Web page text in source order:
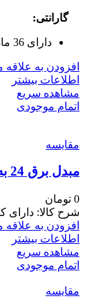
گارانتی:
دارای 36 ماه گارانتی میباشد
افزودن به علاقه
اطلاعات بیشتر
مشاهده سریع
اتمام موجودی
مقایسه
مبدل برق 24 به 220 ولت 1000 وات (یو پی اس) سارا
0 تومان
شرح کالا: دارای
افزودن به علاقه
اطلاعات بیشتر
مشاهده سریع
اتمام موجودی
مقایسه